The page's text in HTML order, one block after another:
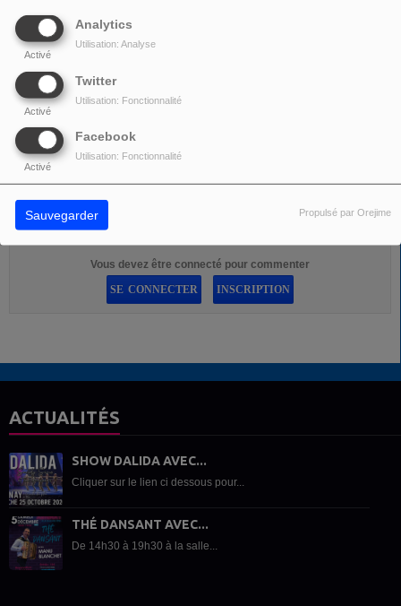
Analytics
Activé
Utilisation: Analyse
Twitter
Activé
Utilisation: Fonctionnalité
Facebook
Activé
Utilisation: Fonctionnalité
Sauvegarder Propulsé par Orejime
00:00
PARTAGEZ !
COMMENTAIRES(0)
Vous devez être connecté pour commenter
SE CONNECTER
INSCRIPTION
ACTUALITÉS
SHOW DALIDA AVEC...
Cliquer sur le lien ci dessous pour...
THÉ DANSANT AVEC...
De 14h30 à 19h30 à la salle...